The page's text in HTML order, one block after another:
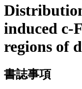
induced c-
regions of
書誌事項